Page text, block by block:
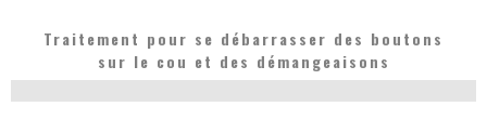
Traitement pour se débarrasser des boutons
sur le cou et des démangeaisons